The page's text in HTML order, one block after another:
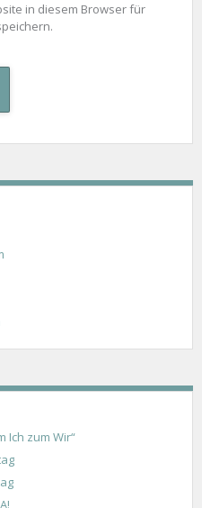
in diesem Browser für
Ich zum Wir“